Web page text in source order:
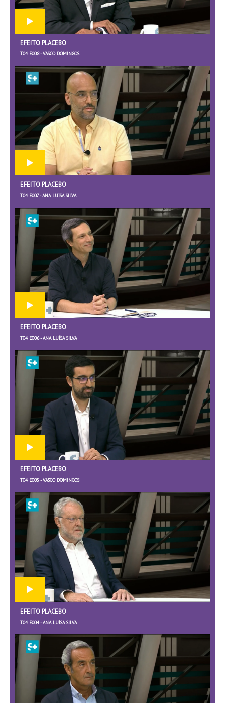
EFEITO PLACEBO
T04 E008 - VASCO DOMINGOS
EFEITO PLACEBO
T04 E007 - ANA LUÍSA SILVA
EFEITO PLACEBO
T04 E006 - ANA LUÍSA SILVA
EFEITO PLACEBO
T04 E005 - VASCO DOMINGOS
EFEITO PLACEBO
T04 E004 - ANA LUÍSA SILVA